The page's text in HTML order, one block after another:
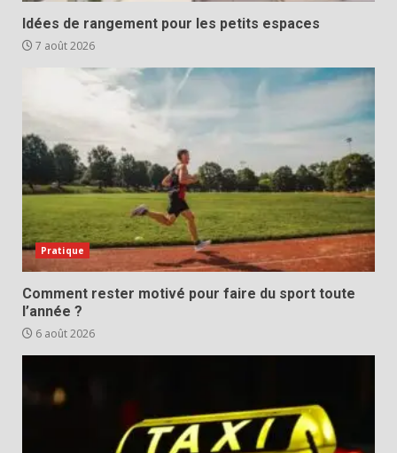
Idées de rangement pour les petits espaces
7 août 2026
Pratique
Comment rester motivé pour faire du sport toute
l’année ?
6 août 2026